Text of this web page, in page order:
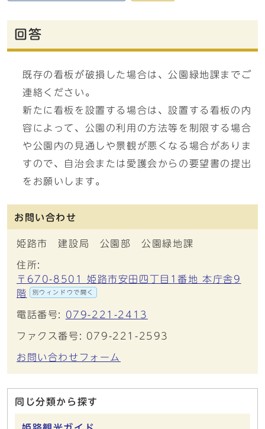
回答
既存の看板が破損した場合は、公園緑地課までご
連絡ください。
新たに看板を設置する場合は、設置する看板の内
容によって、公園の利用の方法等を制限する場合
や公園内の見通しや景観が悪くなる場合がありま
すので、自治会または愛護会からの要望書の提出
をお願いします。
お問い合わせ
姫路市 建設局 公園部 公園緑地課
住所:
〒670-8501 姫路市安田四丁目1番地 本庁舎9
階
別ウィンドウで開く
電話番号: 079-221-2413
ファクス番号: 079-221-2593
お問い合わせフォーム
同じ分類から探す